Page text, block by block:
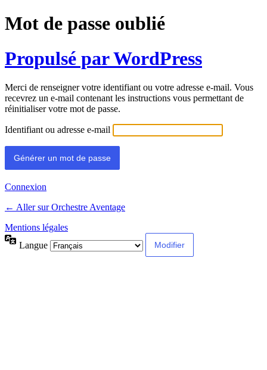
Mot de passe oublié
Propulsé par WordPress
Merci de renseigner votre identifiant ou votre adresse e-mail. Vous
recevrez un e-mail contenant les instructions vous permettant de
réinitialiser votre mot de passe.
Identifiant ou adresse e-mail
Connexion
← Aller sur Orchestre Aventage
Mentions légales
Langue